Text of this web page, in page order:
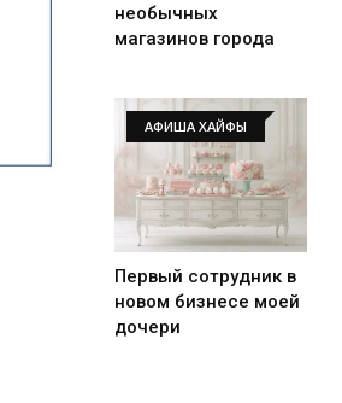
необычных
магазинов города
АФИША ХАЙФЫ
Первый сотрудник в
новом бизнесе моей
дочери